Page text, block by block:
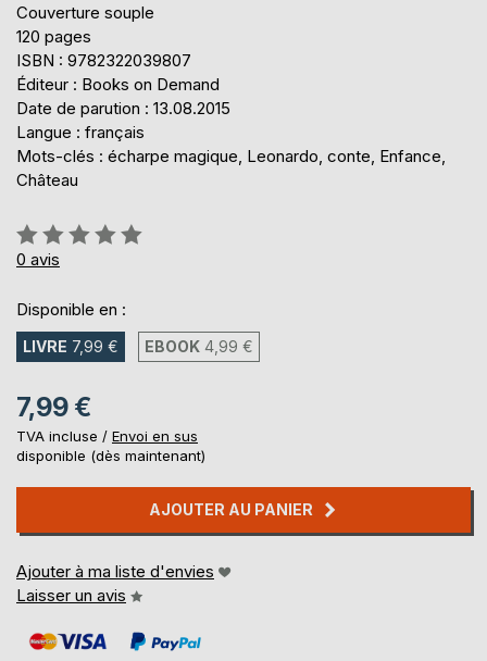
Couverture souple
120 pages
ISBN : 9782322039807
Éditeur : Books on Demand
Date de parution : 13.08.2015
Langue : français
Mots-clés : écharpe magique, Leonardo, conte, Enfance,
Château
Évaluation:
0%
0 avis
Disponible en :
LIVRE 7,99 € EBOOK 4,99 €
7,99 €
TVA incluse / Envoi en sus
disponible (dès maintenant)
AJOUTER AU PANIER
Ajouter à ma liste d'envies
Laisser un avis